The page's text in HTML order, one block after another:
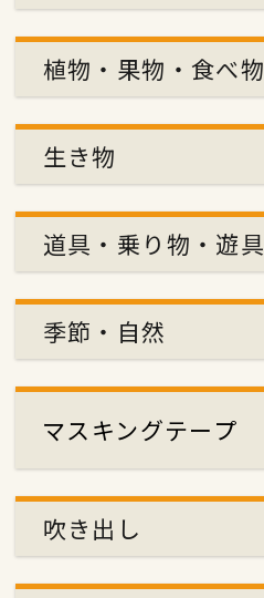
植物・果物・食べ物
生き物
道具・乗り物・遊具
季節・自然
マスキングテープ
吹き出し